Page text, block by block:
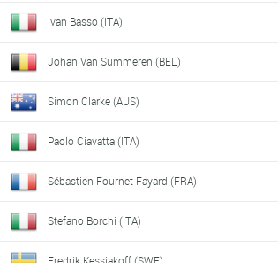
Ivan Basso (ITA)
Johan Van Summeren (BEL)
Simon Clarke (AUS)
Paolo Ciavatta (ITA)
Sébastien Fournet Fayard (FRA)
Stefano Borchi (ITA)
Fredrik Kessiakoff (SWE)